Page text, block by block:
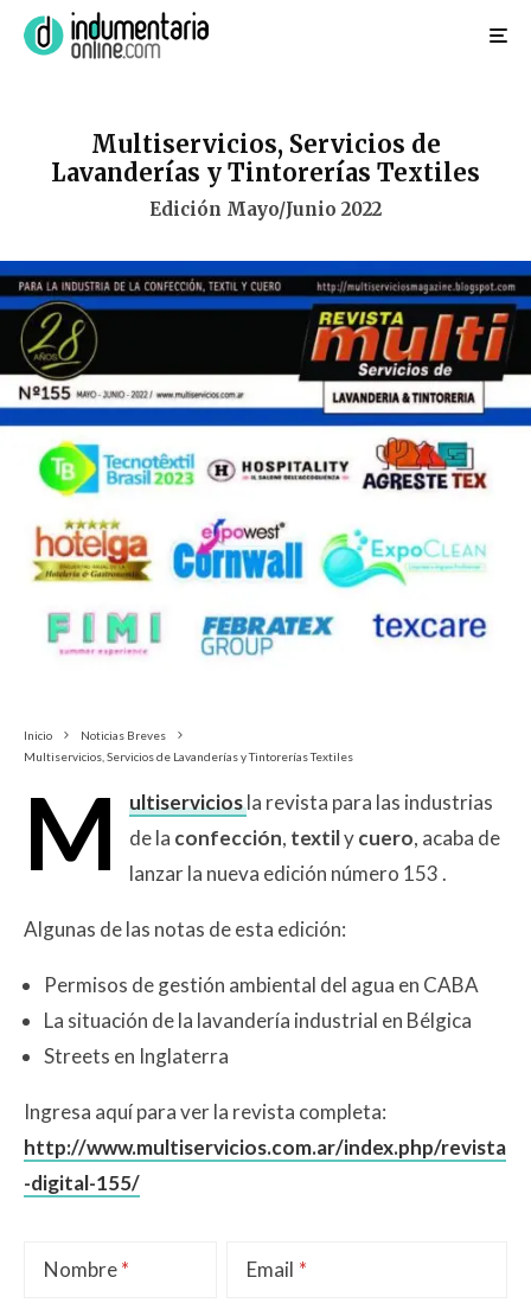
Multiservicios, Servicios de
Lavanderías y Tintorerías Textiles
Edición Mayo/Junio 2022
Inicio
Noticias Breves
Multiservicios, Servicios de Lavanderías y Tintorerías Textiles
M ultiserviciosla revista para las industrias
de la confección, textilycuero, acaba de
lanzar la nueva edición número 153 .
Algunas de las notas de esta edición:
Permisos de gestión ambiental del agua en CABA
La situación de la lavandería industrial en Bélgica
Streets en Inglaterra
Ingresa aquí para ver la revista completa:
http://www.multiservicios.com.ar/index.php/revista
-digital-155/
Nombre Email